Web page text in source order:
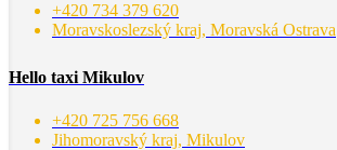
+420 734 379 620
Moravskoslezský kraj, Moravská Ostrava
Hello taxi Mikulov
+420 725 756 668
Jihomoravský kraj, Mikulov